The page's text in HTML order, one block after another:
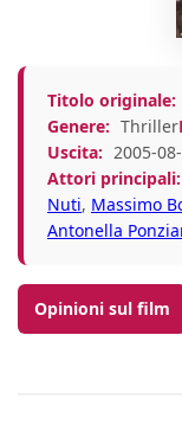
Titolo originale:
Genere: Thriller
Uscita: 2005-
Attori principali:
Nuti, Massimo
Antonella
Opinioni sul film